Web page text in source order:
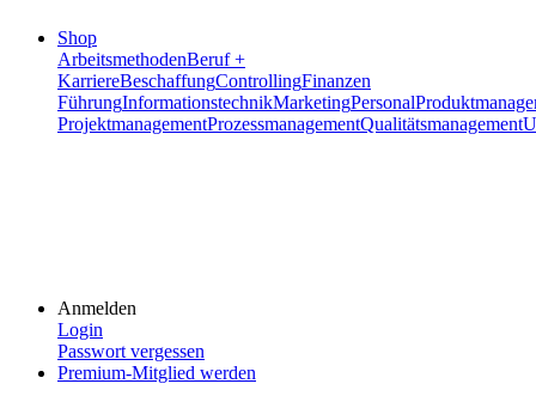
Shop
ArbeitsmethodenBeruf +
KarriereBeschaffungControllingFinanzen
FührungInformationstechnikMarketingPersonal
ProjektmanagementProzessmanagementQualitätsmanagement
Anmelden
Login
Passwort vergessen
Premium-Mitglied werden